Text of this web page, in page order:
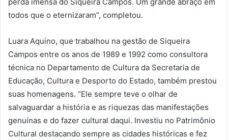
todos que o eternizaram”, completou.
Luara Aquino, que trabalhou na gestão de Siqueira
Campos entre os anos de 1989 e 1992 como consultora
técnica no Departamento de Cultura da Secretaria de
Educação, Cultura e Desporto do Estado, também prestou
suas homenagens. “Ele sempre teve o olhar de
salvaguardar a história e as riquezas das manifestações
genuínas e do fazer cultural daqui. Investiu no Patrimônio
Cultural destacando sempre as cidades históricas e fez